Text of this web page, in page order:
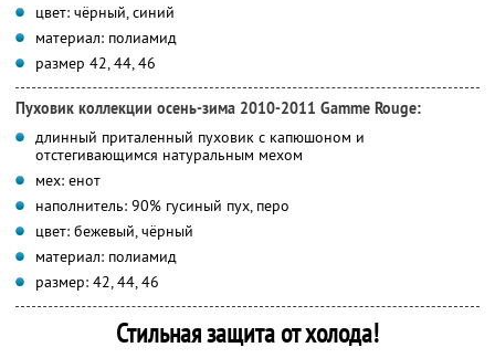
цвет: чёрный, синий
материал: полиамид
размер 42, 44, 46
Пуховик коллекции осень-зима 2010-2011 Gamme Rouge:
длинный приталенный пуховик с капюшоном и
отстегивающимся натуральным мехом
мех: енот
наполнитель: 90% гусиный пух, перо
цвет: бежевый, чёрный
материал: полиамид
размер: 42, 44, 46
Стильная защита от холода!